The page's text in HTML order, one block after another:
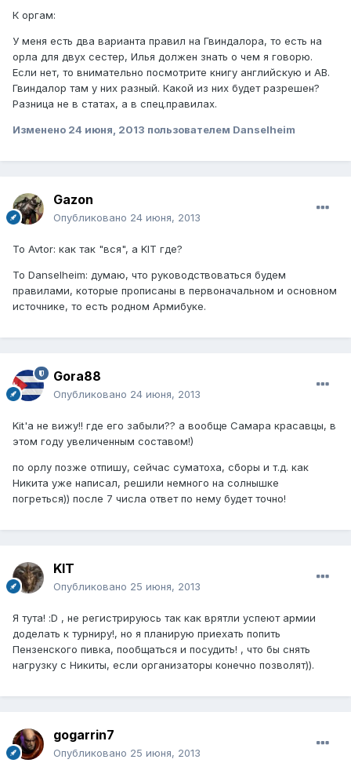
К оргам:
У меня есть два варианта правил на Гвиндалора, то есть на
орла для двух сестер, Илья должен знать о чем я говорю.
Если нет, то внимательно посмотрите книгу английскую и АВ.
Гвиндалор там у них разный. Какой из них будет разрешен?
Разница не в статах, а в спец.правилах.
Изменено 24 июня, 2013 пользователем Danselheim
Gazon
Опубликовано 24 июня, 2013
To Avtor: как так "вся", а KIT где?
To Danselheim: думаю, что руководствоваться будем
правилами, которые прописаны в первоначальном и основном
источнике, то есть родном Армибуке.
Gora88
Опубликовано 24 июня, 2013
Kit'a не вижу!! где его забыли?? а вообще Самара красавцы, в
этом году увеличенным составом!)
по орлу позже отпишу, сейчас суматоха, сборы и т.д. как
Никита уже написал, решили немного на солнышке
погреться)) после 7 числа ответ по нему будет точно!
KIT
Опубликовано 25 июня, 2013
Я тута! :D , не регистрируюсь так как врятли успеют армии
доделать к турниру!, но я планирую приехать попить
Пензенского пивка, пообщаться и посудить! , что бы снять
нагрузку с Никиты, если организаторы конечно позволят)).
gogarrin7
Опубликовано 25 июня, 2013